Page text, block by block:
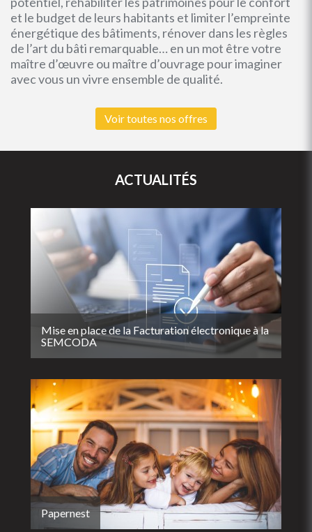
et le budget de leurs habitants et limiter l’empreinte
énergétique des bâtiments, rénover dans les règles
de l’art du bâti remarquable… en un mot être votre
maître d’œuvre ou maître d’ouvrage pour imaginer
avec vous un vivre ensemble de qualité.
Voir toutes nos offres
ACTUALITÉS
Mise en place de la Facturation électronique à la
SEMCODA
Papernest